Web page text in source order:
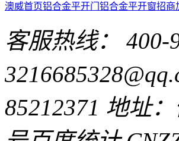
澳威首页铝合金平开门 铝合金平开窗招商
客服热线： 400-
85212371 地址